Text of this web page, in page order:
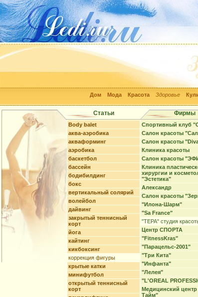
Дом Мода Красота Здоровье
Статьи Фирмы
Body balet
аква-аэробика
акваформинг
аэробика
баскетбол
бассейн
бодибилдинг
бокс
вертикальный солярий
волейбол
дайвинг
закрытый теннисный
корт
йога
кайтинг
кикбоксинг
коррекция фигуры
крытые катки
минифутбол
открытый теннисный
корт
Спортивный клуб
Салон красоты
Салон красоты
Клиника красоты
Салон красоты
Клиника
хирургии и
"Эстетика"
Александр
Салон красоты
"Илона-Шарм"
"Sa France"
"ТЕРА" студия
Центр СПОРТА
"FitnessKras"
"Парацельс-2001"
"Три Кита"
"Инфанта"
"Лелея"
"L'OREAL
Медицинский
Тайм"